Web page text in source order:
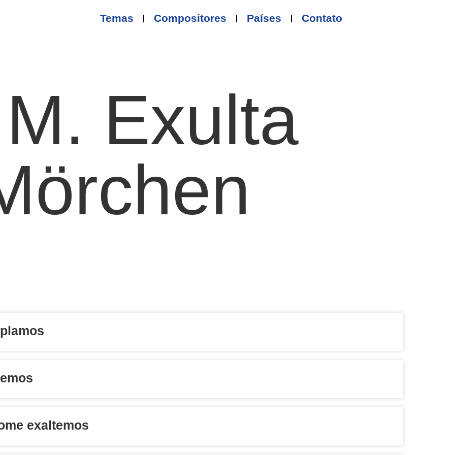
Temas Compositores Países Contato
Exulta
exaltemos